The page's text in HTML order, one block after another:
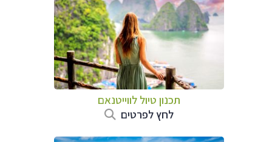
תכנון טיול לווייטנאם
לחץ לפרטים